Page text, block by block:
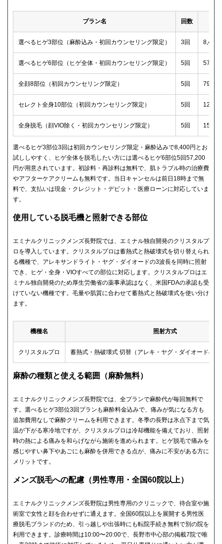
プラン名 回数
選べるヒゲ3部位（麻酔込み・初回カウンセリング限定） 3回 8,400
選べるヒゲ6部位（ヒゲ全体・初回カウンセリング限定） 5回
全顔8部位（初回カウンセリング限定） 5回
セレクト全身10部位（初回カウンセリング限定） 5回
全身脱毛（顔VIO除く・初回カウンセリング限定） 5回
選べるヒゲ3部位3回は初回カウンセリング限定・麻酔込みで8,400円とお
試ししやすく、ヒゲ全体を脱毛したい方には選べるヒゲ6部位5回57,200
円が用意されています。初診料・再診料は無料で、肌トラブル時の治療費
やアフターケアクリームも無料です。当日キャンセルは前日18時まで無
料で、支払いは現金・クレジット・デビット・医療ローンに対応していま
す。
使用している脱毛機と照射できる部位
エミナルクリニックメンズ長野院では、エミナル独自開発のクリスタルプ
ロを導入しています。クリスタルプロは蓄熱式と熱破壊式を切り替えられ
る機種で、アレキサンドライト・ヤグ・ダイオードの3波長を同時に照射
でき、ヒゲ・全身・VIOすべての部位に対応します。クリスタルプロはエ
ミナル独自開発のため厚生労働省の薬事承認はなく、米国FDAの承認も受
けていない機種です。毛量や肌質に合わせて蓄熱式と熱破壊式を使い分け
ます。
機種名 照射方式
クリスタルプロ 蓄熱式・熱破壊式 切替（アレキ・ヤグ・ダイオードの3
麻酔の種類と使える範囲（麻酔無料）
エミナルクリニックメンズ長野院では、全プランで麻酔代が毎回無料で
す。選べるヒゲ3部位3回プランも麻酔料金込みで、痛みが気になる方も
追加費用なしで麻酔クリームを利用できます。冬季の長野は氷点下まで気
温が下がる寒冷地ですが、クリスタルプロは冷却機能を備えており、照射
時の熱による痛みを和らげながら施術を進められます。ヒゲ脱毛で痛みを
感じやすい鼻下やあごにも麻酔を併用できる点が、痛みに不安がある方に
メリットです。
メンズ脱毛への配慮（男性専用・全国60院以上）
エミナルクリニックメンズ長野院は男性専用のクリニックで、待合室や施
術室で女性と顔を合わせずに通えます。全国60院以上を展開する男性医
療脱毛ブランドのため、引っ越しや出張時にも転院手続き無料で別の院を
利用できます。診療時間は10:00〜20:00で、長野市中心部の掲載7院で唯